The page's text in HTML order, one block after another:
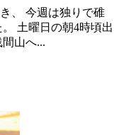
、 今週は独りで碓
土曜日の朝4時頃出
山へ...